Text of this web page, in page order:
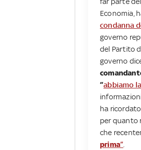
Economia,
condanna
governo
del Partito
governo
“abbiamo
ha ricordato
per quanto
che
prima”